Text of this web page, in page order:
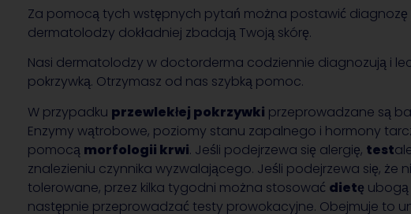
Za pomocą tych wstępnych pytań można postawić diagnozę
dermatolodzy dokładniej zbadają Twoją skórę.
Nasi dermatolodzy w doctorderma codziennie diagnozują i
pokrzywką. Otrzymasz od nas szybką pomoc.
W przypadku przewlekłej pokrzywki przeprowadzane są
Enzymy wątrobowe, poziomy stanu zapalnego i hormony
pomocą morfologii krwi. Jeśli podejrzewa się alergię, test
znalezieniu czynnika wyzwalającego. Jeśli podejrzewa się, że
tolerowane, przez kilka tygodni można stosować dietę
następnie przeprowadzać testy prowokacyjne. Obejmuje to